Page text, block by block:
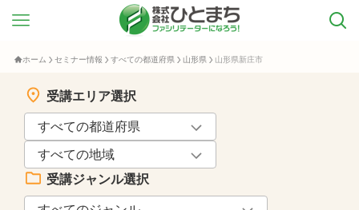
ホーム セミナー情報 すべての都道府県 山形県 山形県新庄市
受講エリア選択
受講ジャンル選択